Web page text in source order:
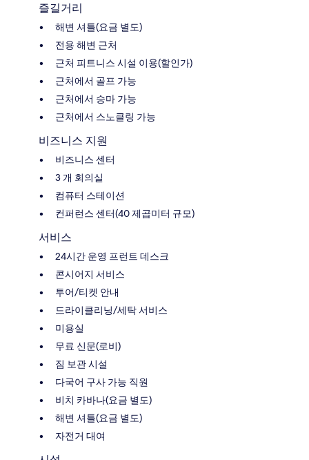
즐길거리
해변 셔틀(요금 별도)
전용 해변 근처
근처 피트니스 시설 이용(할인가)
근처에서 골프 가능
근처에서 승마 가능
근처에서 스노클링 가능
비즈니스 지원
비즈니스 센터
3 개 회의실
컴퓨터 스테이션
컨퍼런스 센터(40 제곱미터 규모)
서비스
24시간 운영 프런트 데스크
콘시어지 서비스
투어/티켓 안내
드라이클리닝/세탁 서비스
미용실
무료 신문(로비)
짐 보관 시설
다국어 구사 가능 직원
비치 카바나(요금 별도)
해변 셔틀(요금 별도)
자전거 대여